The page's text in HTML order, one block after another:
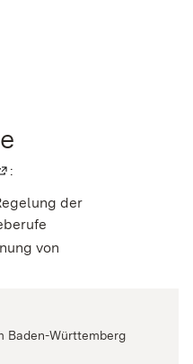
in einem neuen
:
der
von
Baden-Württemberg